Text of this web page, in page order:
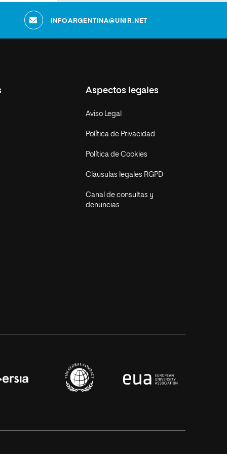
INFOARGENTINA@UNIR.NET
Aspectos legales
Aviso Legal
Política de Privacidad
Política de Cookies
Cláusulas legales RGPD
Canal de consultas y
denuncias